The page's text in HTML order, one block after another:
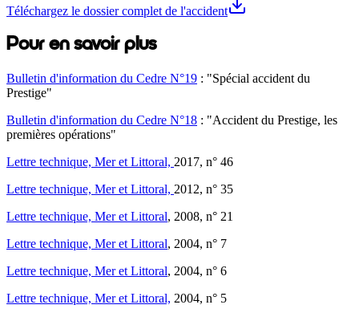
Téléchargez le dossier complet de l'accident
Pour en savoir plus
Bulletin d'information du Cedre N°19 : "Spécial accident du
Prestige"
Bulletin d'information du Cedre N°18 : "Accident du Prestige, les
premières opérations"
Lettre technique, Mer et Littoral, 2017, n° 46
Lettre technique, Mer et Littoral, 2012, n° 35
Lettre technique, Mer et Littoral, 2008, n° 21
Lettre technique, Mer et Littoral, 2004, n° 7
Lettre technique, Mer et Littoral, 2004, n° 6
Lettre technique, Mer et Littoral, 2004, n° 5